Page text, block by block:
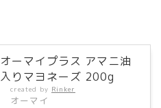
オーマイプラス アマニ油
入りマヨネーズ 200g
created by Rinker
オーマイ